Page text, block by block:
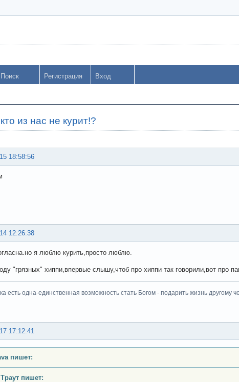
Поиск Регистрация Вход
из нас не курит!?
18:58:56
12:26:38
я люблю курить,просто люблю.
"грязных" хиппи,впервые слышу,чтоб про хиппи так говорили,вот про
есть одна-единственная возможность стать Богом - подарить жизнь другому
17:12:41
пишет:
Траут пишет: